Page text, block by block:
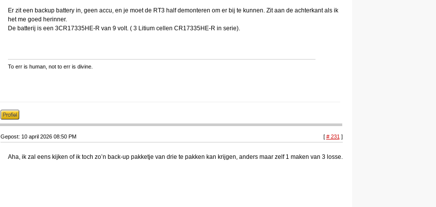
Er zit een backup battery in, geen accu, en je moet de RT3 half demonteren om er bij te kunnen. Zit aan de achterkant als ik
het me goed herinner.
De batterij is een 3CR17335HE-R van 9 volt. ( 3 Litium cellen CR17335HE-R in serie).
To err is human, not to err is divine.
Gepost: 10 april 2026 08:50 PM [ # 231 ]
Aha, ik zal eens kijken of ik toch zo’n back-up pakketje van drie te pakken kan krijgen, anders maar zelf 1 maken van 3 losse.